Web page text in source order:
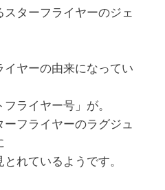
ターフライヤーのジェ
イヤーの由来になってい
ライヤー号」が。
フライヤーのラグジュ
れているようです。